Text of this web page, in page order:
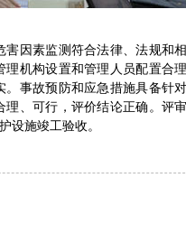
因素监测符合法律、法规和
机构设置和管理人员配置合
事故预防和应急措施具备针
、可行，评价结论正确。评
设施竣工验收。